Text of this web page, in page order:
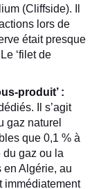
(Cliffside). Il
lors de
était presque
‘filet de
produit’ :
Il s’agit
gaz naturel
que 0,1 % à
du gaz ou la
en Algérie, au
immédiatement